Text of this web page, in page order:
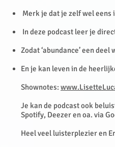
Merk je dat je zelf wel
In deze podcast leer je
Zodat ‘abundance’ een
En je kan leven in de
Shownotes:
Je kan de podcast ook
Spotify, Deezer en oa. via
Heel veel luisterplezier en